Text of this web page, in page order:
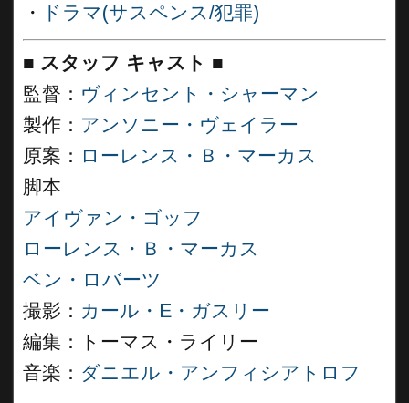
・ ドラマ(サスペンス/犯罪)
■ スタッフ キャスト ■
監督： ヴィンセント・シャーマン
製作： アンソニー・ヴェイラー
原案： ローレンス・Ｂ・マーカス
脚本
アイヴァン・ゴッフ
ローレンス・Ｂ・マーカス
ベン・ロバーツ
撮影： カール・E・ガスリー
編集：トーマス・ライリー
音楽： ダニエル・アンフィシアトロフ